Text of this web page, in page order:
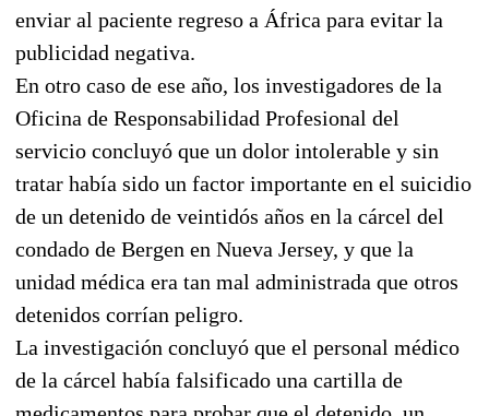
enviar al paciente regreso a África para evitar la
publicidad negativa.
En otro caso de ese año, los investigadores de la
Oficina de Responsabilidad Profesional del
servicio concluyó que un dolor intolerable y sin
tratar había sido un factor importante en el suicidio
de un detenido de veintidós años en la cárcel del
condado de Bergen en Nueva Jersey, y que la
unidad médica era tan mal administrada que otros
detenidos corrían peligro.
La investigación concluyó que el personal médico
de la cárcel había falsificado una cartilla de